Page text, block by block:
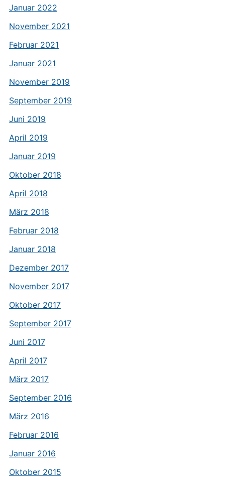
Januar 2022
November 2021
Februar 2021
Januar 2021
November 2019
September 2019
Juni 2019
April 2019
Januar 2019
Oktober 2018
April 2018
März 2018
Februar 2018
Januar 2018
Dezember 2017
November 2017
Oktober 2017
September 2017
Juni 2017
April 2017
März 2017
September 2016
März 2016
Februar 2016
Januar 2016
Oktober 2015